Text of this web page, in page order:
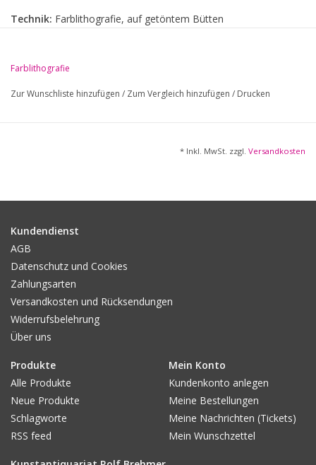
Technik: Farblithografie, auf getöntem Bütten
Maße:45x36 cm (Abb.)
Bibliografie:
Biografie des Künstlers / Autors:
München
Sonstiges / Erhaltung / Ausstattung (z.B.: PP od. Rahmen) /
Einstiche
Preis ( € ) : 190
Farblithografie
Zur Wunschliste hinzufügen / Zum Vergleich hinzufügen / Drucken
* Inkl. MwSt. zzgl. Versandkosten
Kundendienst
AGB
Datenschutz und Cookies
Zahlungsarten
Versandkosten und Rücksendungen
Widerrufsbelehrung
Über uns
Produkte
Alle Produkte
Neue Produkte
Schlagworte
RSS feed
Mein Konto
Kundenkonto anlegen
Meine Bestellungen
Meine Nachrichten (Tickets)
Mein Wunschzettel